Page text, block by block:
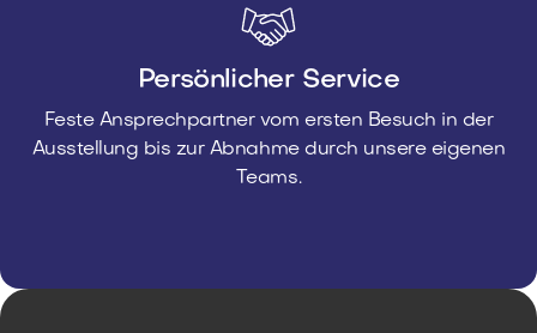
Persönlicher Service
Feste Ansprechpartner vom ersten Besuch in der
Ausstellung bis zur Abnahme durch unsere eigenen
Teams.